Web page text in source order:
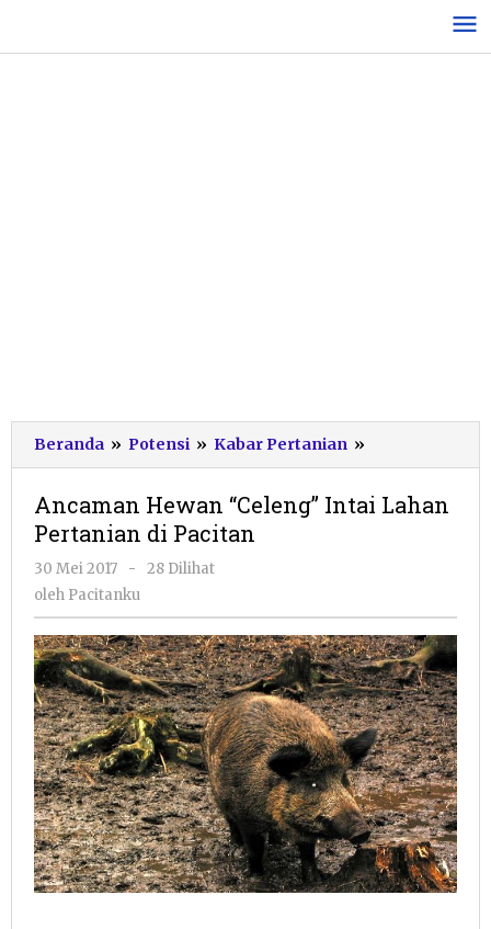
konten
Beranda » Potensi » Kabar Pertanian »
Hewan
Intai
Ancaman Hewan “Celeng” Intai Lahan
Pertanian di Pacitan
30 Mei 2017
oleh
Pacitanku
-
28 Dilihat
oleh Pacitanku